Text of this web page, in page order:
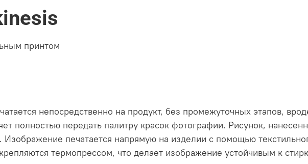
принтом
непосредственно на продукт, без промежуточных этапов,
полностью передать палитру красок фотографии. Рисунок,
Изображение печатается напрямую на изделии с помощью
термопрессом, что делает изображение устойчивым к